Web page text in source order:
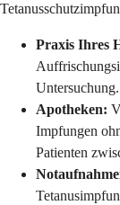
Praxis Ihres
Untersuchung.
Apotheken:
Impfungen
Patienten